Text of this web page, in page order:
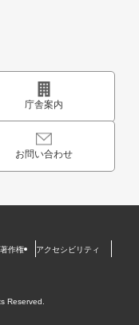
庁舎案内
お問い合わせ
作権
アクセシビリティ
Reserved.